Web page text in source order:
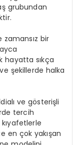
grubundan
bir
hayatta sıkça
şekillerde halka
ve gösterişli
tercih
en çok yakışan